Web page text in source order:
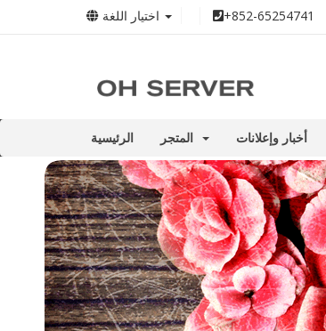
+852-65254741
الرئيسية أخبار وإعلانات